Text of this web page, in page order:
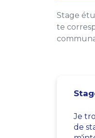
Stage
te
Je
de